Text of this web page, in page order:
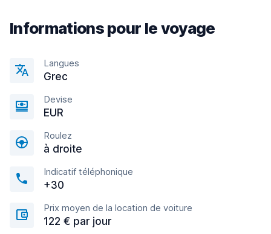
Informations pour le voyage
Langues
Grec
Devise
EUR
Roulez
à droite
Indicatif téléphonique
+30
Prix moyen de la location de voiture
122 € par jour